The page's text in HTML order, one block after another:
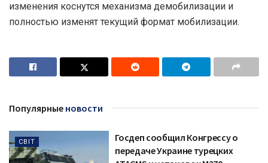
изменения коснутся механизма демобилизации и
полностью изменят текущий формат мобилизации.
Популярные новости
СВІТ
Госдеп сообщил Конгрессу о
передаче Украине турецких